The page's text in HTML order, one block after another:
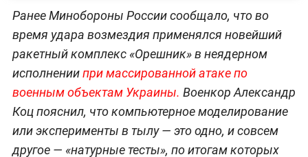
Ранее Минобороны России сообщало, что во
время удара возмездия применялся новейший
ракетный комплекс «Орешник» в неядерном
исполнениипри массированной атаке по
военным объектам Украины. Военкор Александр
Коц пояснил, что компьютерное моделирование
или эксперименты в тылу — это одно, и совсем
другое — «натурные тесты», по итогам которых